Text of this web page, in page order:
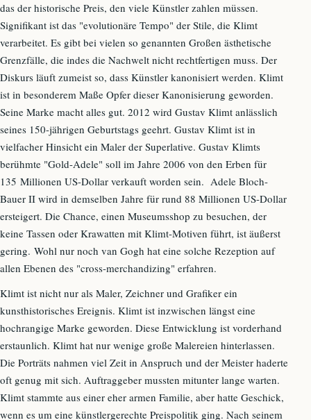
das der historische Preis, den viele Künstler zahlen müssen.
Signifikant ist das "evolutionäre Tempo" der Stile, die Klimt
verarbeitet. Es gibt bei vielen so genannten Großen ästhetische
Grenzfälle, die indes die Nachwelt nicht rechtfertigen muss. Der
Diskurs läuft zumeist so, dass Künstler kanonisiert werden. Klimt
ist in besonderem Maße Opfer dieser Kanonisierung geworden.
Seine Marke macht alles gut. 2012 wird Gustav Klimt anlässlich
seines 150-jährigen Geburtstags geehrt. Gustav Klimt ist in
vielfacher Hinsicht ein Maler der Superlative. Gustav Klimts
berühmte "Gold-Adele" soll im Jahre 2006 von den Erben für
135 Millionen US-Dollar verkauft worden sein. Adele Bloch-
Bauer II wird in demselben Jahre für rund 88 Millionen US-Dollar
ersteigert. Die Chance, einen Museumsshop zu besuchen, der
keine Tassen oder Krawatten mit Klimt-Motiven führt, ist äußerst
gering. Wohl nur noch van Gogh hat eine solche Rezeption auf
allen Ebenen des "cross-merchandizing" erfahren.
Klimt ist nicht nur als Maler, Zeichner und Grafiker ein
kunsthistorisches Ereignis. Klimt ist inzwischen längst eine
hochrangige Marke geworden. Diese Entwicklung ist vorderhand
erstaunlich. Klimt hat nur wenige große Malereien hinterlassen.
Die Porträts nahmen viel Zeit in Anspruch und der Meister haderte
oft genug mit sich. Auftraggeber mussten mitunter lange warten.
Klimt stammte aus einer eher armen Familie, aber hatte Geschick,
wenn es um eine künstlergerechte Preispolitik ging. Nach seinem